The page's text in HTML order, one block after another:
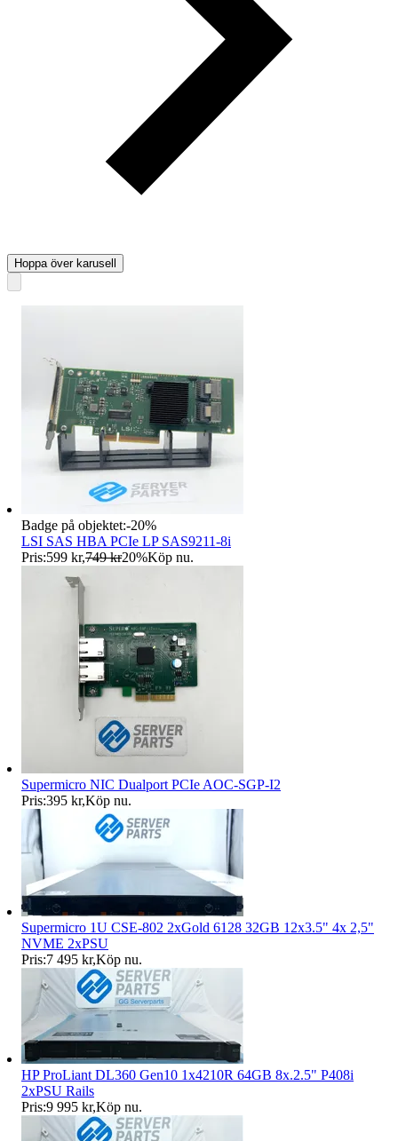
Hoppa över karusell
Badge på objektet:-20%
LSI SAS HBA PCIe LP SAS9211-8i
Pris:599 kr,749 kr20%Köp nu.
Supermicro NIC Dualport PCIe AOC-SGP-I2
Pris:395 kr,Köp nu.
Supermicro 1U CSE-802 2xGold 6128 32GB 12x3.5" 4x 2,5"
NVME 2xPSU
Pris:7 495 kr,Köp nu.
HP ProLiant DL360 Gen10 1x4210R 64GB 8x.2.5" P408i
2xPSU Rails
Pris:9 995 kr,Köp nu.